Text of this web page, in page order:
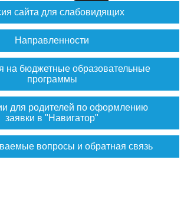
сайта для слабовидящих
Направленности
на бюджетные образовательные
программы
для родителей по оформлению
заявки в "Навигатор"
вопросы и обратная связь